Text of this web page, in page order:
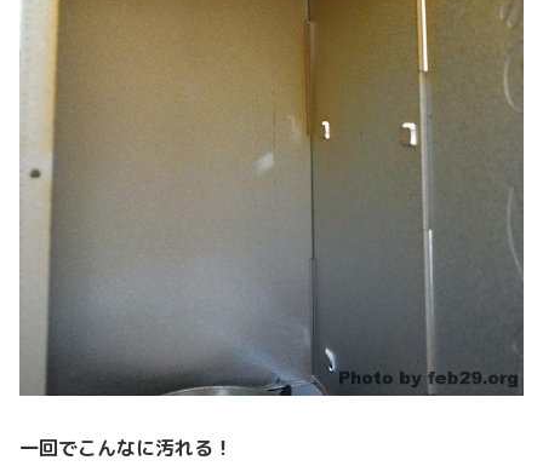
一回でこんなに汚れる！